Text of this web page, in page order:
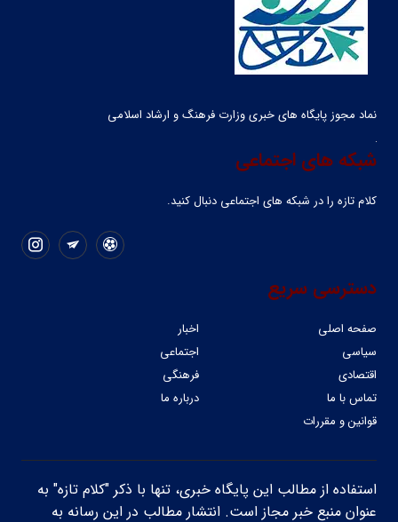
نماد مجوز پایگاه های خبری وزارت فرهنگ و ارشاد اسلامی
شبکه های اجتماعی
کلام تازه را در شبکه ‌های اجتماعی دنبال کنید.
دسترسی سریع
صفحه اصلی
اخبار
سیاسی
اجتماعی
اقتصادی
فرهنگی
تماس با ما
درباره ما
قوانین و مقررات
استفاده از مطالب این پایگاه خبری، تنها با ذکر "کلام تازه" به
عنوان منبع خبر مجاز است. انتشار مطالب در این رسانه به